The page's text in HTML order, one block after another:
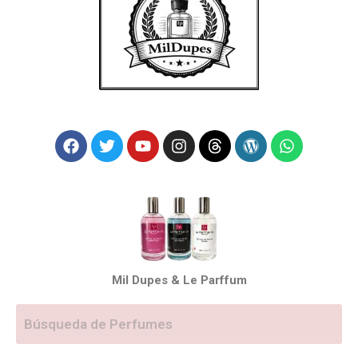
Mil Dupes & Le Parffum